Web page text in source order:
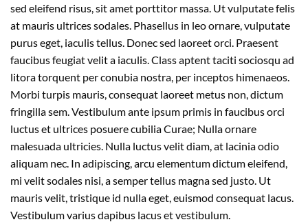
sed eleifend risus, sit amet porttitor massa. Ut vulputate felis
at mauris ultrices sodales. Phasellus in leo ornare, vulputate
purus eget, iaculis tellus. Donec sed laoreet orci. Praesent
faucibus feugiat velit a iaculis. Class aptent taciti sociosqu ad
litora torquent per conubia nostra, per inceptos himenaeos.
Morbi turpis mauris, consequat laoreet metus non, dictum
fringilla sem. Vestibulum ante ipsum primis in faucibus orci
luctus et ultrices posuere cubilia Curae; Nulla ornare
malesuada ultricies. Nulla luctus velit diam, at lacinia odio
aliquam nec. In adipiscing, arcu elementum dictum eleifend,
mi velit sodales nisi, a semper tellus magna sed justo. Ut
mauris velit, tristique id nulla eget, euismod consequat lacus.
Vestibulum varius dapibus lacus et vestibulum.